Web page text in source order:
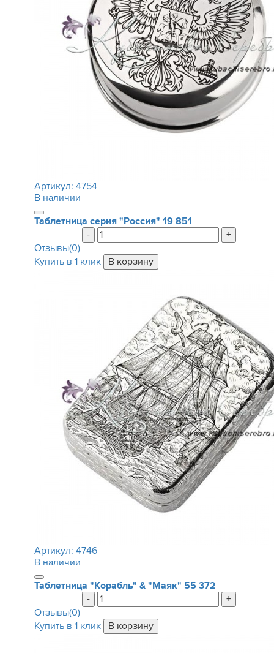
Артикул: 4754
В наличии
Таблетница серия "Россия" 19 851
-
+
Отзывы(0)
Купить в 1 клик
Артикул: 4746
В наличии
Таблетница "Корабль" & "Маяк" 55 372
-
+
Отзывы(0)
Купить в 1 клик